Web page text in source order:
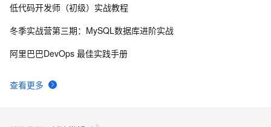
8 “纯血鸿蒙”要来了，赶紧入手学习吧
的使用
与免登录缓存
查看更多
低代码开发师（初级）实战教程
冬季实战营第三期：MySQL数据库进阶实战
阿里巴巴DevOps 最佳实践手册